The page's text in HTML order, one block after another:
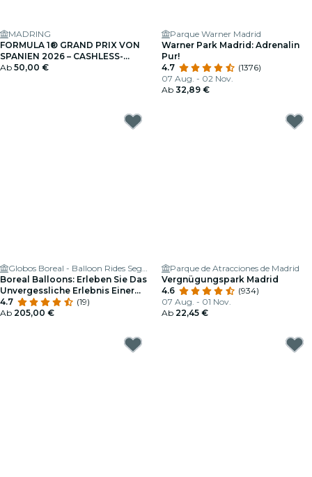
MADRING
FORMULA 1® GRAND PRIX VON
SPANIEN 2026 – CASHLESS-
GUTHABEN AUFLADEN
Ab 50,00 €
Parque Warner Madrid
Warner Park Madrid: Adrenalin
Pur!
4.7
(1376)
07 Aug. - 02 Nov.
Ab 32,89 €
Globos Boreal - Balloon Rides Segovia, Madrid and Toledo
Boreal Balloons: Erleben Sie Das
Unvergessliche Erlebnis Einer
Ballonfahrt!
4.7
(19)
Ab 205,00 €
Parque de Atracciones de Madrid
Vergnügungspark Madrid
4.6
(934)
07 Aug. - 01 Nov.
Ab 22,45 €